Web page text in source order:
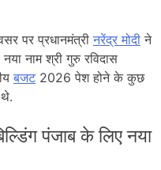
पर प्रधानमंत्रीनरेंद्र मोदी ने
नाम श्री गुरु रविदास
बजट2026 पेश होने के कुछ
पंजाब के लिए नया